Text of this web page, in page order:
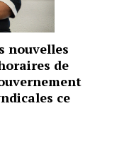
nouvelles
de
ce